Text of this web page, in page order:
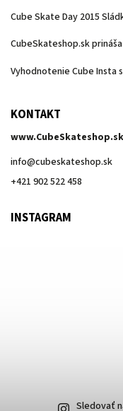
Cube Skate Day 2015
CubeSkateshop.sk
Vyhodnotenie Cube Insta
KONTAKT
www.CubeSkateshop.sk
info@cubeskateshop.sk
+421 902 522 458
INSTAGRAM
Sledovať